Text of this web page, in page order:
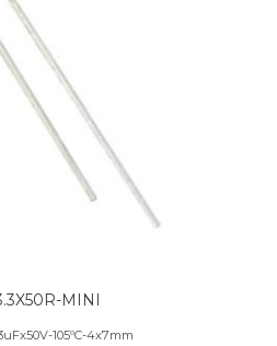
MINI
105ºC-4x7mm